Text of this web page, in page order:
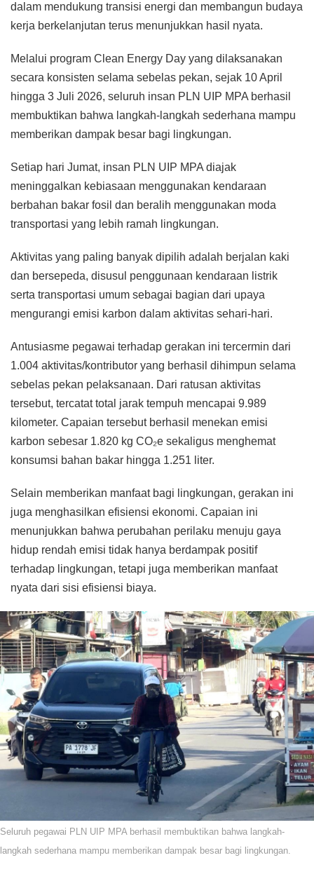
dalam mendukung transisi energi dan membangun budaya
kerja berkelanjutan terus menunjukkan hasil nyata.
Melalui program Clean Energy Day yang dilaksanakan
secara konsisten selama sebelas pekan, sejak 10 April
hingga 3 Juli 2026, seluruh insan PLN UIP MPA berhasil
membuktikan bahwa langkah-langkah sederhana mampu
memberikan dampak besar bagi lingkungan.
Setiap hari Jumat, insan PLN UIP MPA diajak
meninggalkan kebiasaan menggunakan kendaraan
berbahan bakar fosil dan beralih menggunakan moda
transportasi yang lebih ramah lingkungan.
Aktivitas yang paling banyak dipilih adalah berjalan kaki
dan bersepeda, disusul penggunaan kendaraan listrik
serta transportasi umum sebagai bagian dari upaya
mengurangi emisi karbon dalam aktivitas sehari-hari.
Antusiasme pegawai terhadap gerakan ini tercermin dari
1.004 aktivitas/kontributor yang berhasil dihimpun selama
sebelas pekan pelaksanaan. Dari ratusan aktivitas
tersebut, tercatat total jarak tempuh mencapai 9.989
kilometer. Capaian tersebut berhasil menekan emisi
karbon sebesar 1.820 kg CO₂e sekaligus menghemat
konsumsi bahan bakar hingga 1.251 liter.
Selain memberikan manfaat bagi lingkungan, gerakan ini
juga menghasilkan efisiensi ekonomi. Capaian ini
menunjukkan bahwa perubahan perilaku menuju gaya
hidup rendah emisi tidak hanya berdampak positif
terhadap lingkungan, tetapi juga memberikan manfaat
nyata dari sisi efisiensi biaya.
Seluruh pegawai PLN UIP MPA berhasil membuktikan bahwa langkah-
langkah sederhana mampu memberikan dampak besar bagi lingkungan.